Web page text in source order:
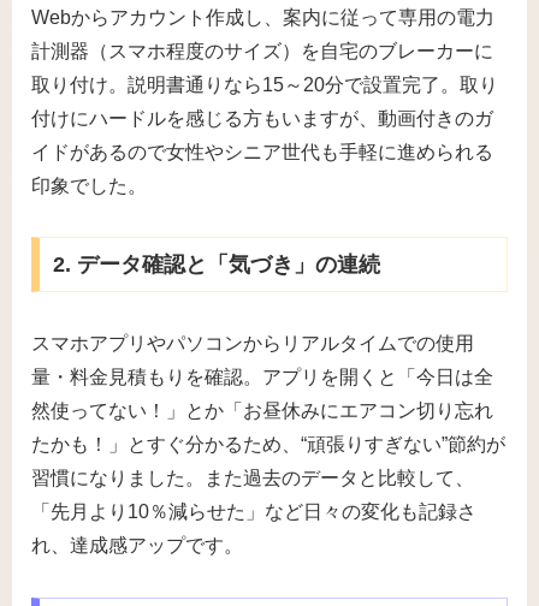
Webからアカウント作成し、案内に従って専用の電力
計測器（スマホ程度のサイズ）を自宅のブレーカーに
取り付け。説明書通りなら15～20分で設置完了。取り
付けにハードルを感じる方もいますが、動画付きのガ
イドがあるので女性やシニア世代も手軽に進められる
印象でした。
2. データ確認と「気づき」の連続
スマホアプリやパソコンからリアルタイムでの使用
量・料金見積もりを確認。アプリを開くと「今日は全
然使ってない！」とか「お昼休みにエアコン切り忘れ
たかも！」とすぐ分かるため、“頑張りすぎない”節約が
習慣になりました。また過去のデータと比較して、
「先月より10％減らせた」など日々の変化も記録さ
れ、達成感アップです。